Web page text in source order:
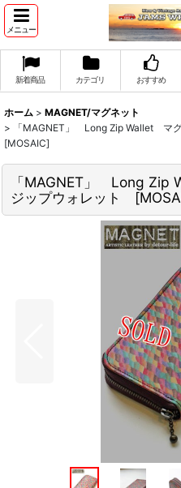
メニュー
新着商品 カテゴリ おすすめ
ホーム > MAGNET/マグネット
>
「MAGNET」 Long Zip Wallet マ
[MOSAIC]
「MAGNET」 Long Zip
ジップウォレット